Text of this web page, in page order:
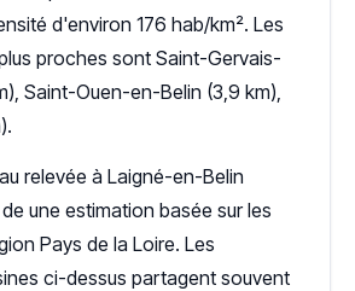
d'environ 176 hab/km². Les
proches sont Saint-Gervais-
Saint-Ouen-en-Belin (3,9 km),
relevée à Laigné-en-Belin
une estimation basée sur les
Pays de la Loire. Les
ci-dessus partagent souvent